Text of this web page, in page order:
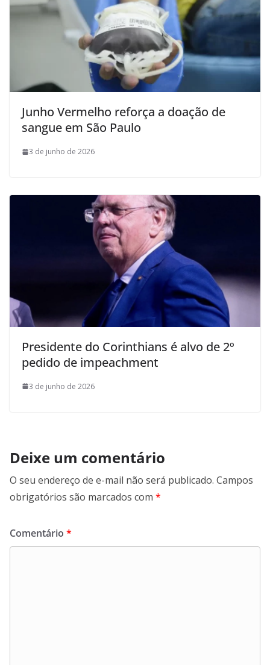
Junho Vermelho reforça a doação de
sangue em São Paulo
3 de junho de 2026
Presidente do Corinthians é alvo de 2º
pedido de impeachment
3 de junho de 2026
Deixe um comentário
O seu endereço de e-mail não será publicado. Campos
obrigatórios são marcados com *
Comentário *